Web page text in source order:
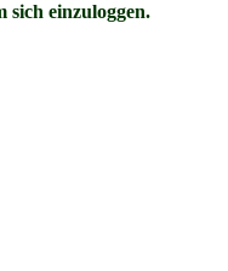
sich einzuloggen.